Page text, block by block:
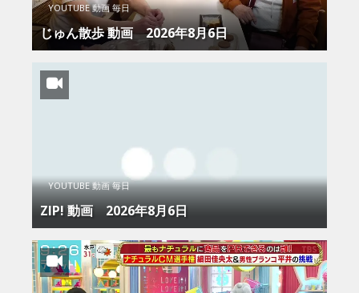
YOUTUBE 動画 毎日
じゅん散歩 動画 2026年8月6日
YOUTUBE 動画 毎日
ZIP! 動画 2026年8月6日